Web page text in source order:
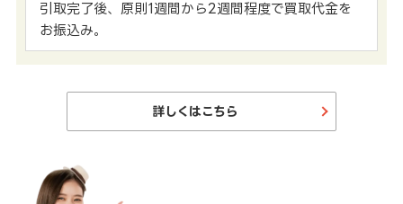
引取完了後、原則1週間から2週間程度で買取代金を
お振込み。
詳しくはこちら